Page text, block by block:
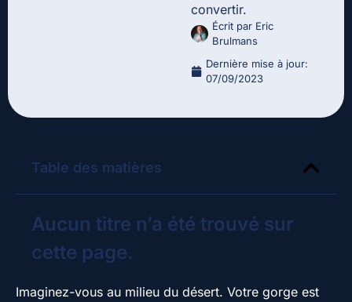
convertir.
Écrit par Eric
Brulmans
Dernière mise à jour:
07/09/2023
Table des matières
Aucun titre n’a été trouvé sur
cette page.
Imaginez-vous au milieu du désert. Votre gorge est